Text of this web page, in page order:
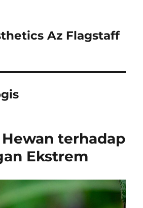
Az Flagstaff
terhadap
Ekstrem